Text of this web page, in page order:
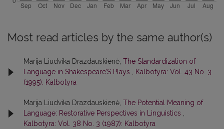
Most read articles by the same author(s)
Marija Liudvika Drazdauskienė, The Standardization of
Language in Shakespeare’S Plays
Kalbotyra: Vol. 43 No. 3
(1995): Kalbotyra
Marija Liudvika Drazdauskienė, The Potential Meaning of
Language: Restorative Perspectives in Linguistics
Kalbotyra: Vol. 38 No. 3 (1987): Kalbotyra